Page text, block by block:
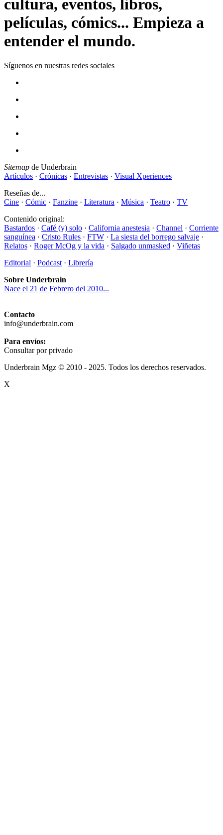
cultura, eventos, libros,
películas, cómics... Empieza a
entender el mundo.
Síguenos en nuestras redes sociales
Sitemap de Underbrain
Artículos · Crónicas · Entrevistas · Visual Xperiences
Reseñas de...
Cine · Cómic · Fanzine · Literatura · Música · Teatro · TV
Contenido original:
Bastardos · Café (y) solo · California anestesia · Channel · Corriente
sanguínea · Cristo Rules · FTW · La siesta del borrego salvaje ·
Relatos · Roger McOg y la vida · Salgado unmasked · Viñetas
Editorial · Podcast · Librería
Sobre Underbrain
Nace el 21 de Febrero del 2010...
Contacto
info@underbrain.com
Para envíos:
Consultar por privado
Underbrain Mgz © 2010 - 2025. Todos los derechos reservados.
X